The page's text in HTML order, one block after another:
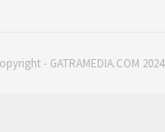
- GATRAMEDIA.COM 2024